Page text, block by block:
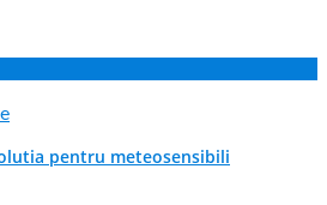
pentru meteosensibili